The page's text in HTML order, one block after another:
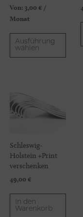
Von: 3,00 € /
Monat
Ausführung
wählen
Schleswig-
Holstein +Print
verschenken
49,00 €
In den
Warenkorb